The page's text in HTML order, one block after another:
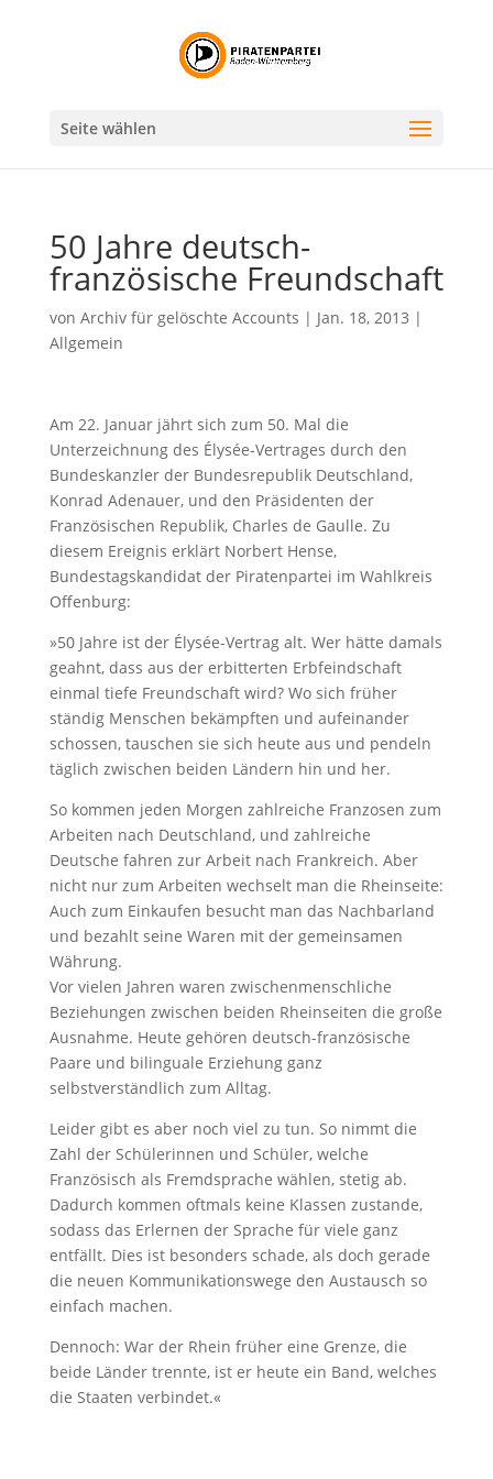
Seite wählen
50 Jahre deutsch-
französische Freundschaft
von Archiv für gelöschte Accounts | Jan. 18, 2013 |
Allgemein
Am 22. Januar jährt sich zum 50. Mal die
Unterzeichnung des Élysée-Vertrages durch den
Bundeskanzler der Bundesrepublik Deutschland,
Konrad Adenauer, und den Präsidenten der
Französischen Republik, Charles de Gaulle. Zu
diesem Ereignis erklärt Norbert Hense,
Bundestagskandidat der Piratenpartei im Wahlkreis
Offenburg:
»50 Jahre ist der Élysée-Vertrag alt. Wer hätte damals
geahnt, dass aus der erbitterten Erbfeindschaft
einmal tiefe Freundschaft wird? Wo sich früher
ständig Menschen bekämpften und aufeinander
schossen, tauschen sie sich heute aus und pendeln
täglich zwischen beiden Ländern hin und her.
So kommen jeden Morgen zahlreiche Franzosen zum
Arbeiten nach Deutschland, und zahlreiche
Deutsche fahren zur Arbeit nach Frankreich. Aber
nicht nur zum Arbeiten wechselt man die Rheinseite:
Auch zum Einkaufen besucht man das Nachbarland
und bezahlt seine Waren mit der gemeinsamen
Währung.
Vor vielen Jahren waren zwischenmenschliche
Beziehungen zwischen beiden Rheinseiten die große
Ausnahme. Heute gehören deutsch-französische
Paare und bilinguale Erziehung ganz
selbstverständlich zum Alltag.
Leider gibt es aber noch viel zu tun. So nimmt die
Zahl der Schülerinnen und Schüler, welche
Französisch als Fremdsprache wählen, stetig ab.
Dadurch kommen oftmals keine Klassen zustande,
sodass das Erlernen der Sprache für viele ganz
entfällt. Dies ist besonders schade, als doch gerade
die neuen Kommunikationswege den Austausch so
einfach machen.
Dennoch: War der Rhein früher eine Grenze, die
beide Länder trennte, ist er heute ein Band, welches
die Staaten verbindet.«